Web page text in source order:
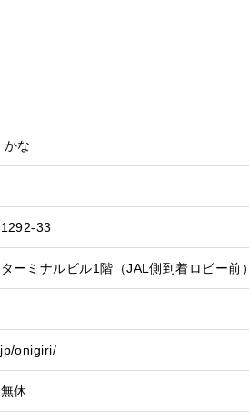
かな
市美々1292-33
ーミナルビル1階（JAL側到着ロビー前）
onigiri/
中無休